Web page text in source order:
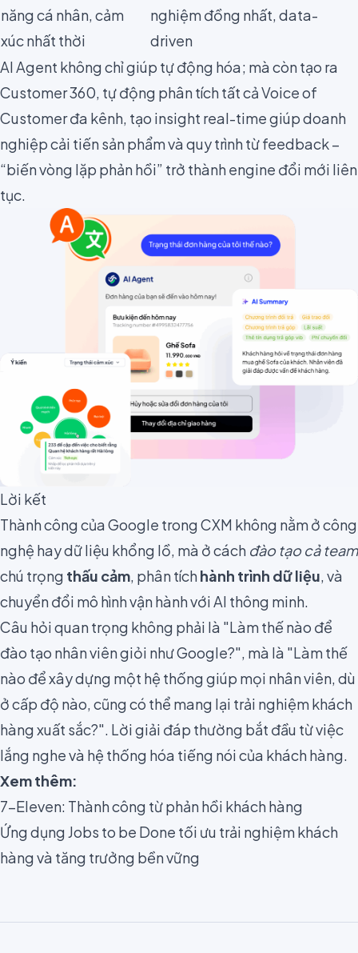
năng cá nhân, cảm
xúc nhất thời
nghiệm đồng nhất, data-
driven
AI Agent không chỉ giúp tự động hóa; mà còn tạo ra
Customer 360, tự động phân tích tất cả Voice of
Customer đa kênh, tạo insight real-time giúp doanh
nghiệp cải tiến sản phẩm và quy trình từ feedback –
“biến vòng lặp phản hồi” trở thành engine đổi mới liên
tục.
Lời kết
Thành công của Google trong CXM không nằm ở công
nghệ hay dữ liệu khổng lồ, mà ở cách đào tạo cả team
chú trọng thấu cảm, phân tíchhành trình dữ liệu, và
chuyển đổi mô hình vận hành với AI thông minh.
Câu hỏi quan trọng không phải là "Làm thế nào để
đào tạo nhân viên giỏi như Google?", mà là "Làm thế
nào để xây dựng một hệ thống giúp mọi nhân viên, dù
ở cấp độ nào, cũng có thể mang lại trải nghiệm khách
hàng xuất sắc?". Lời giải đáp thường bắt đầu từ việc
lắng nghe và hệ thống hóa tiếng nói của khách hàng.
Xem thêm:
7-Eleven: Thành công từ phản hồi khách hàng
Ứng dụng Jobs to be Done tối ưu trải nghiệm khách
hàng và tăng trưởng bền vững